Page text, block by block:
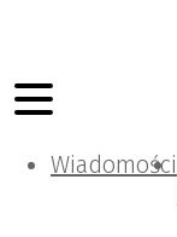
Wiadomości